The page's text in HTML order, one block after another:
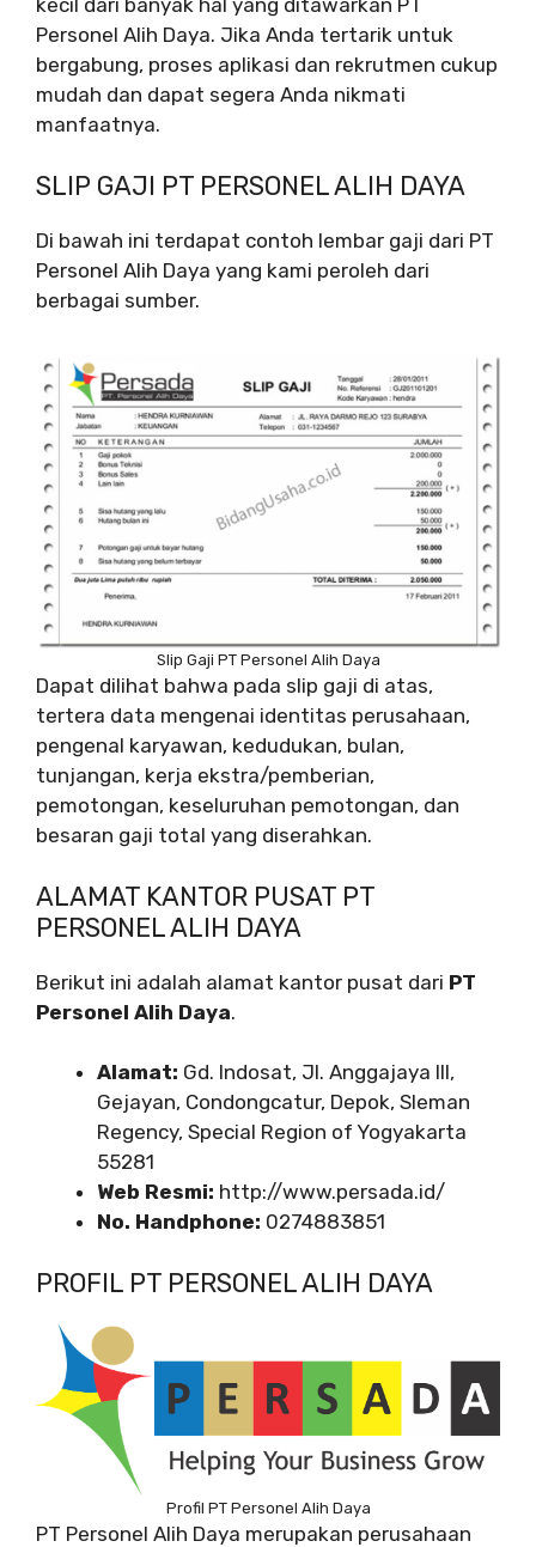
kecil dari banyak hal yang ditawarkan PT
Personel Alih Daya. Jika Anda tertarik untuk
bergabung, proses aplikasi dan rekrutmen cukup
mudah dan dapat segera Anda nikmati
manfaatnya.
SLIP GAJI PT PERSONEL ALIH DAYA
Di bawah ini terdapat contoh lembar gaji dari PT
Personel Alih Daya yang kami peroleh dari
berbagai sumber.
Slip Gaji PT Personel Alih Daya
Dapat dilihat bahwa pada slip gaji di atas,
tertera data mengenai identitas perusahaan,
pengenal karyawan, kedudukan, bulan,
tunjangan, kerja ekstra/pemberian,
pemotongan, keseluruhan pemotongan, dan
besaran gaji total yang diserahkan.
ALAMAT KANTOR PUSAT PT
PERSONEL ALIH DAYA
Berikut ini adalah alamat kantor pusat dari PT
Personel Alih Daya.
Alamat: Gd. Indosat, Jl. Anggajaya III,
Gejayan, Condongcatur, Depok, Sleman
Regency, Special Region of Yogyakarta
55281
Web Resmi: http://www.persada.id/
No. Handphone: 0274883851
PROFIL PT PERSONEL ALIH DAYA
Profil PT Personel Alih Daya
PT Personel Alih Daya merupakan perusahaan